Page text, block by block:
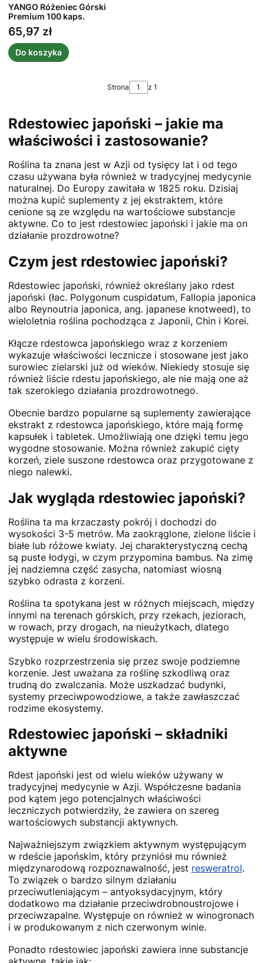
YANGO Różeniec Górski
Premium 100 kaps.
Cena
65,97 zł
Do koszyka
Strona z 1
Rdestowiec japoński – jakie ma
właściwości i zastosowanie?
Roślina ta znana jest w Azji od tysięcy lat i od tego
czasu używana była również w tradycyjnej medycynie
naturalnej. Do Europy zawitała w 1825 roku. Dzisiaj
można kupić suplementy z jej ekstraktem, które
cenione są ze względu na wartościowe substancje
aktywne. Co to jest rdestowiec japoński i jakie ma on
działanie prozdrowotne?
Czym jest rdestowiec japoński?
Rdestowiec japoński, również określany jako rdest
japoński (łac. Polygonum cuspidatum, Fallopia japonica
albo Reynoutria japonica, ang. japanese knotweed), to
wieloletnia roślina pochodząca z Japonii, Chin i Korei.
Kłącze rdestowca japońskiego wraz z korzeniem
wykazuje właściwości lecznicze i stosowane jest jako
surowiec zielarski już od wieków. Niekiedy stosuje się
również liście rdestu japońskiego, ale nie mają one aż
tak szerokiego działania prozdrowotnego.
Obecnie bardzo popularne są suplementy zawierające
ekstrakt z rdestowca japońskiego, które mają formę
kapsułek i tabletek. Umożliwiają one dzięki temu jego
wygodne stosowanie. Można również zakupić cięty
korzeń, ziele suszone rdestowca oraz przygotowane z
niego nalewki.
Jak wygląda rdestowiec japoński?
Roślina ta ma krzaczasty pokrój i dochodzi do
wysokości 3-5 metrów. Ma zaokrąglone, zielone liście i
białe lub różowe kwiaty. Jej charakterystyczną cechą
są puste łodygi, w czym przypomina bambus. Na zimę
jej nadziemna część zasycha, natomiast wiosną
szybko odrasta z korzeni.
Roślina ta spotykana jest w różnych miejscach, między
innymi na terenach górskich, przy rzekach, jeziorach,
w rowach, przy drogach, na nieużytkach, dlatego
występuje w wielu środowiskach.
Szybko rozprzestrzenia się przez swoje podziemne
korzenie. Jest uważana za roślinę szkodliwą oraz
trudną do zwalczania. Może uszkadzać budynki,
systemy przeciwpowodziowe, a także zawłaszczać
rodzime ekosystemy.
Rdestowiec japoński – składniki
aktywne
Rdest japoński jest od wielu wieków używany w
tradycyjnej medycynie w Azji. Współczesne badania
pod kątem jego potencjalnych właściwości
leczniczych potwierdziły, że zawiera on szereg
wartościowych substancji aktywnych.
Najważniejszym związkiem aktywnym występującym
w rdeście japońskim, który przyniósł mu również
międzynarodową rozpoznawalność, jest resweratrol.
To związek o bardzo silnym działaniu
przeciwutleniającym – antyoksydacyjnym, który
dodatkowo ma działanie przeciwdrobnoustrojowe i
przeciwzapalne. Występuje on również w winogronach
i w produkowanym z nich czerwonym winie.
Ponadto rdestowiec japoński zawiera inne substancje